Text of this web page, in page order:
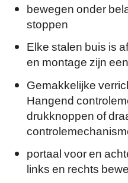
bewegen onder
stoppen
Elke stalen buis is
en montage zijn
Gemakkelijke
Hangend
drukknoppen of
portaal voor en
links en rechts